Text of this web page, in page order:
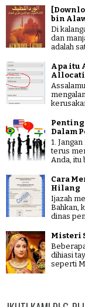
bin
Di
dan
adalah
Apa itu
Penting
Dalam
1.
terus
Anda, itu
Cara
Hilang
Ijazah
Bahkan,
dinas
Misteri
dihiasi
seperti